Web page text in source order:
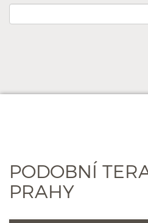
PODOBNÍ
PRAHY